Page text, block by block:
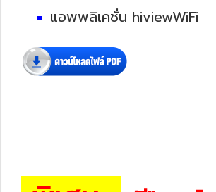
แอพพลิเคชั่น hiviewWiFi